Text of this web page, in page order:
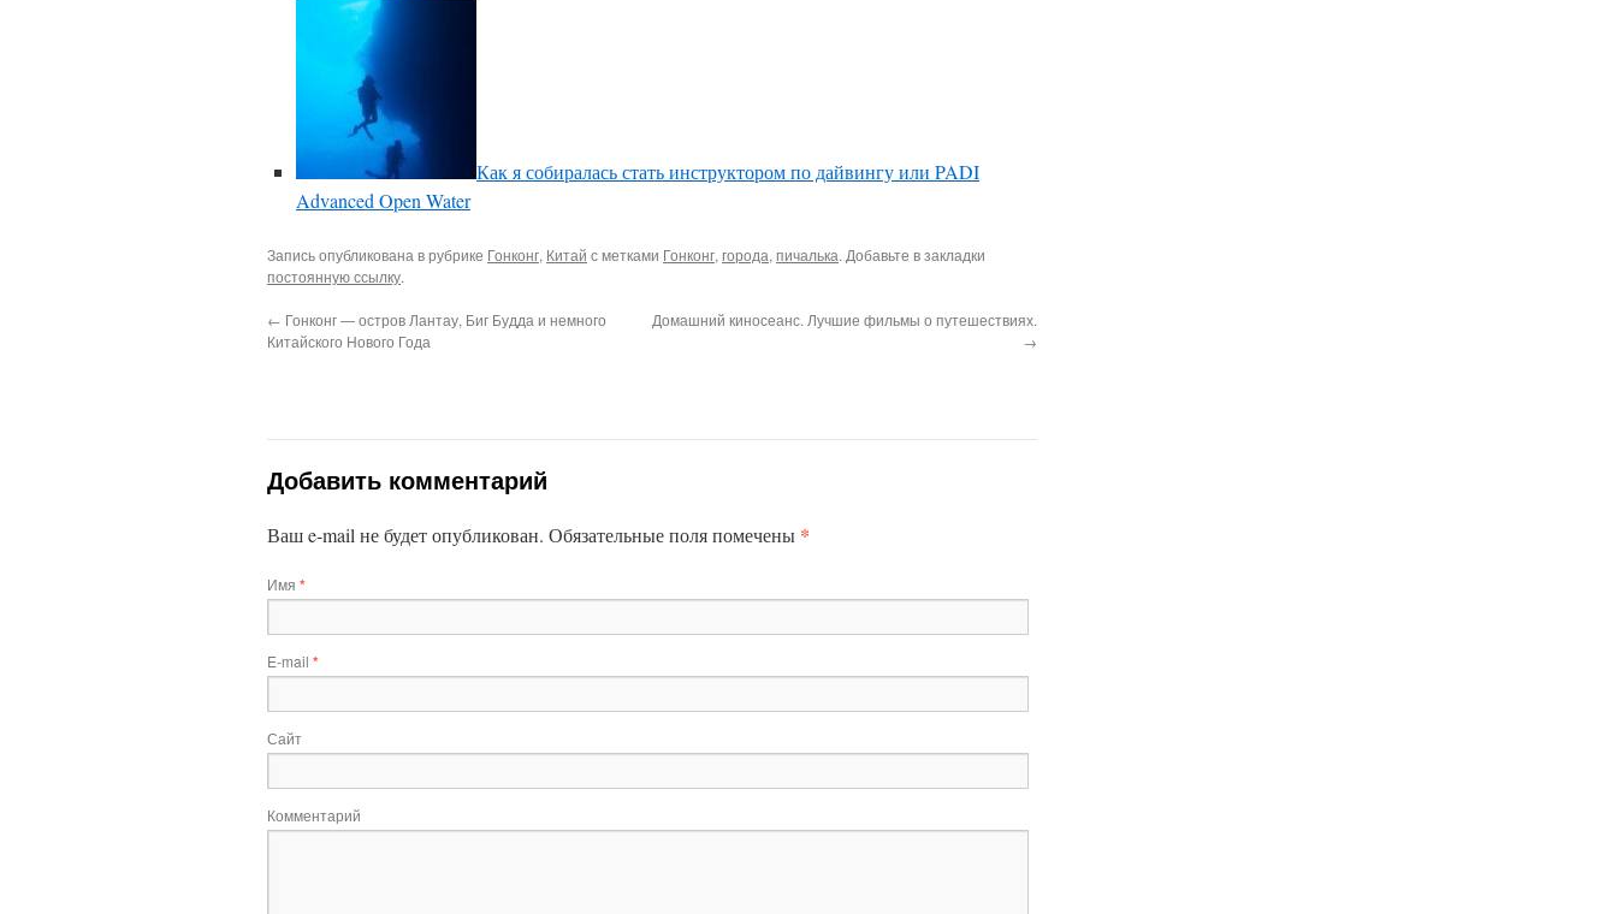
Как я собиралась стать инструктором по дайвингу или PADI
Advanced Open Water
Запись опубликована в рубрике Гонконг, Китай с метками Гонконг, города, пичалька. Добавьте в закладки
постоянную ссылку.
← Гонконг — остров Лантау, Биг Будда и немного
Китайского Нового Года
Домашний киносеанс. Лучшие фильмы о путешествиях.
→
Добавить комментарий
Ваш e-mail не будет опубликован. Обязательные поля помечены *
Имя *
E-mail *
Сайт
Комментарий